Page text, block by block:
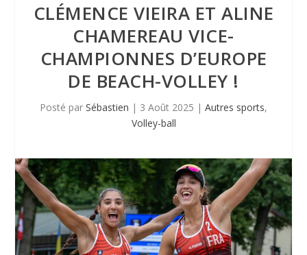
CLÉMENCE VIEIRA ET ALINE
CHAMEREAU VICE-
CHAMPIONNES D’EUROPE
DE BEACH-VOLLEY !
Posté par Sébastien | 3 Août 2025 | Autres sports,
Volley-ball